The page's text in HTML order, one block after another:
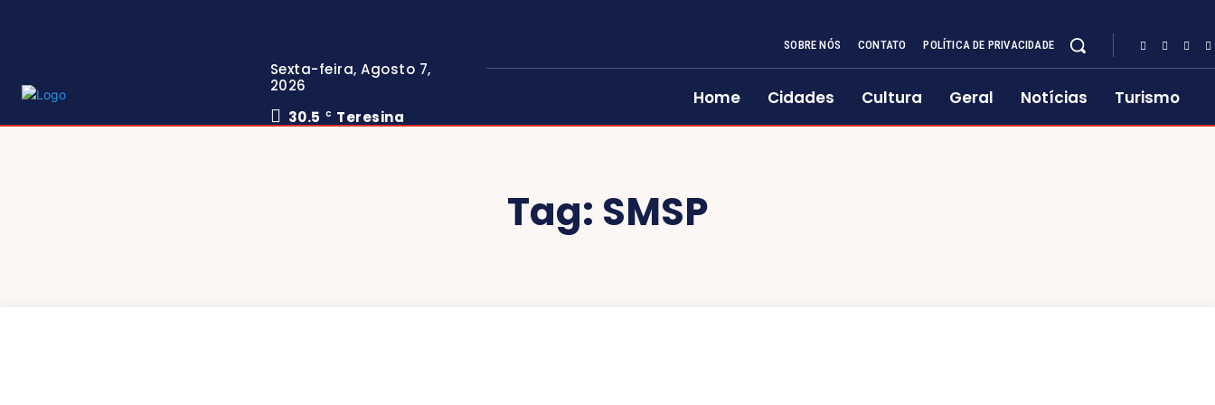
Sexta-feira, Agosto 7,
2026
30.5
C Teresina
SOBRE NÓS CONTATO POLÍTICA DE PRIVACIDADE
Home Cidades Cultura Geral Notícias Turismo
Tag: SMSP